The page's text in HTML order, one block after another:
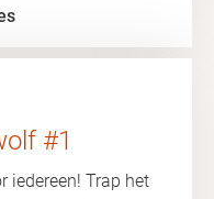
#1
iedereen! Trap het